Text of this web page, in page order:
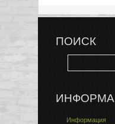
ПОИСК
Информация